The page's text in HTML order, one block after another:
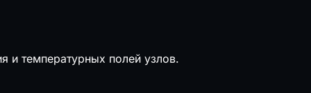
шт.
и температурных полей узлов.